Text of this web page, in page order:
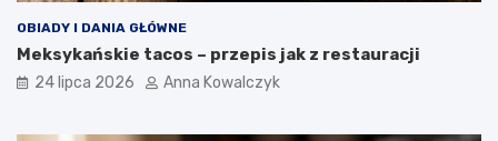
OBIADY I DANIA GŁÓWNE
Meksykańskie tacos – przepis jak z restauracji
24 lipca 2026 Anna Kowalczyk